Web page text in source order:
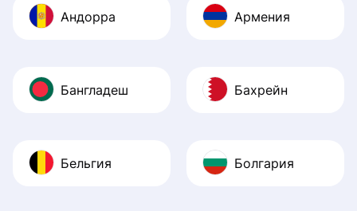
Андорра Армения
Бангладеш Бахрейн
Бельгия Болгария